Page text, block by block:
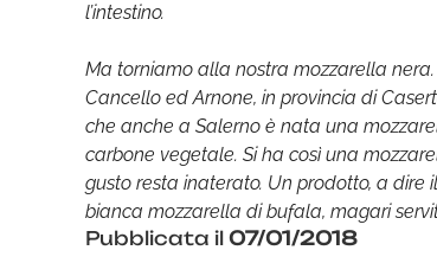
l’intestino.
Ma torniamo alla nostra mozzarella
Cancello ed Arnone, in provincia di
che anche a Salerno è nata una
carbone vegetale. Si ha così una
gusto resta inaterato. Un prodotto, a dire
bianca mozzarella di bufala, magari
Pubblicata il 07/01/2018